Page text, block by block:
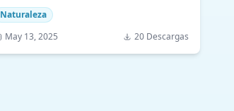
Naturaleza
May 13, 2025
20 Descargas